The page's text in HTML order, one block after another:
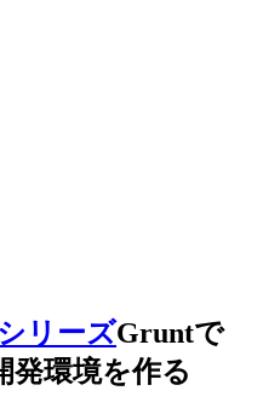
リーズGruntで
発環境を作る